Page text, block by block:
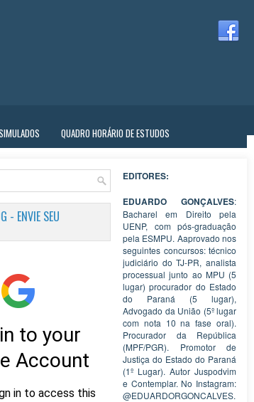
QUADRO HORÁRIO DE ESTUDOS
- ENVIE SEU
EDITORES:
EDUARDO GONÇALVES:
Bacharel em Direito pela
UENP, com pós-graduação
pela ESMPU. Aaprovado nos
seguintes concursos: técnico
judiciário do TJ-PR, analista
processual junto ao MPU (5
lugar) procurador do Estado
do Paraná (5 lugar),
Advogado da União (5º lugar
com nota 10 na fase oral).
Procurador da República
(MPF/PGR). Promotor de
Justiça do Estado do Paraná
(1º Lugar). Autor Juspodvim
e Contemplar. No Instagram:
@EDUARDORGONCALVES.